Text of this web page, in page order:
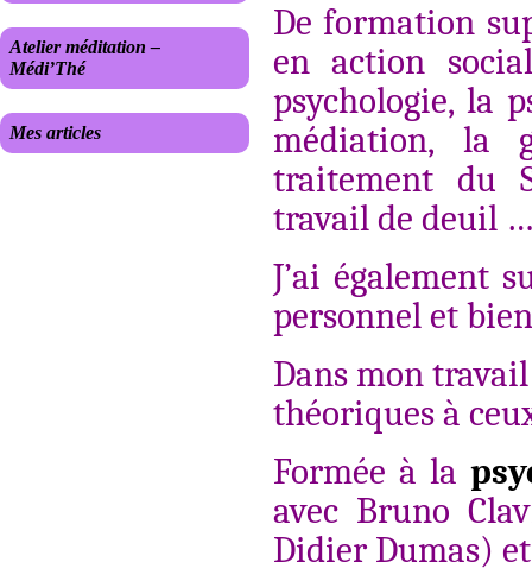
De formation
en action
psychologie, la
médiation, la
traitement du
travail de deuil …
J’ai également
personnel et
Dans mon travail
théoriques à
Formée à la
avec Bruno
Didier Dumas)
Atelier méditation –
Médi’Thé
Mes articles